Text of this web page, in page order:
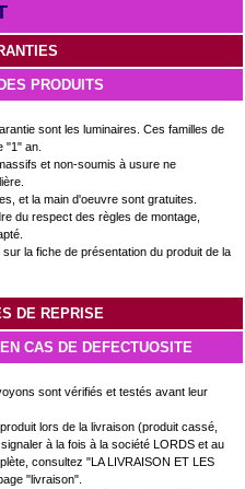
PRODUITS
sont les luminaires. Ces familles de
"1" an.
et non-soumis à usure ne
et la main d'oeuvre sont gratuites.
du respect des règles de montage,
sur la fiche de présentation du produit de la
DE REPRISE
CAS DE DEFECTUOSITE
sont vérifiés et testés avant leur
lors de la livraison (produit cassé,
à la fois à la société LORDS et au
consultez "LA LIVRAISON ET LES
"livraison".